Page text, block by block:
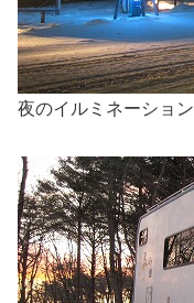
夜のイルミネーション